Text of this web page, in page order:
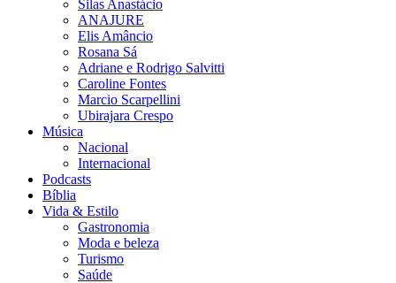
Silas Anastácio
ANAJURE
Elis Amâncio
Rosana Sá
Adriane e Rodrigo Salvitti
Caroline Fontes
Marcio Scarpellini
Ubirajara Crespo
Música
Nacional
Internacional
Podcasts
Bíblia
Vida & Estilo
Gastronomia
Moda e beleza
Turismo
Saúde